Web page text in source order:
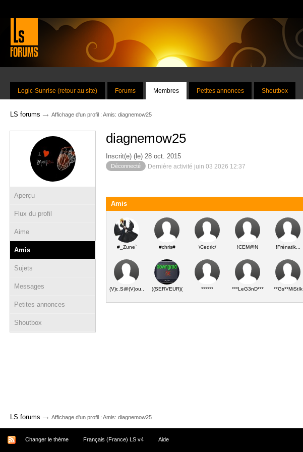
Logic-Sunrise (retour au site) Forums Membres Petites annonces Shoutbox
LS forums → Affichage d'un profil : Amis: diagnemow25
Aperçu
Flux du profil
Aime
Amis
Sujets
Messages
Petites annonces
Shoutbox
diagnemow25
Inscrit(e) (le) 28 oct. 2015
Déconnecté Dernière activité juin 03 2026 12:37
Amis
#_Zune` #chris# \Cedric/ !CEM@N !Frénatik...
(V)r..S@(V)ou.. )(SERVEUR)( ****** ***LeG3nD*** **Gs**MiStIk
LS forums → Affichage d'un profil : Amis: diagnemow25
Changer le thème Français (France) LS v4 Aide